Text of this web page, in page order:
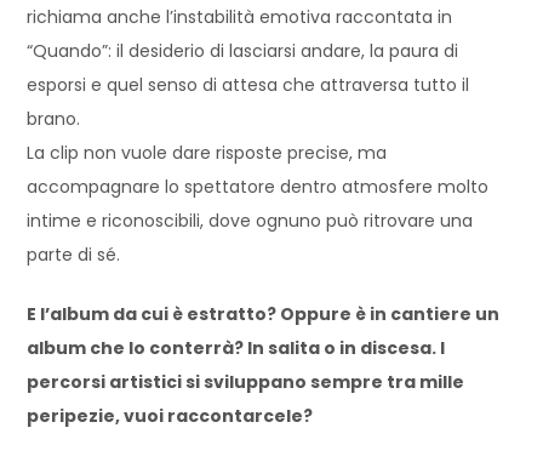
richiama anche l’instabilità emotiva raccontata in
“Quando”: il desiderio di lasciarsi andare, la paura di
esporsi e quel senso di attesa che attraversa tutto il
brano.
La clip non vuole dare risposte precise, ma
accompagnare lo spettatore dentro atmosfere molto
intime e riconoscibili, dove ognuno può ritrovare una
parte di sé.
E l’album da cui è estratto? Oppure è in cantiere un
album che lo conterrà? In salita o in discesa. I
percorsi artistici si sviluppano sempre tra mille
peripezie, vuoi raccontarcele?